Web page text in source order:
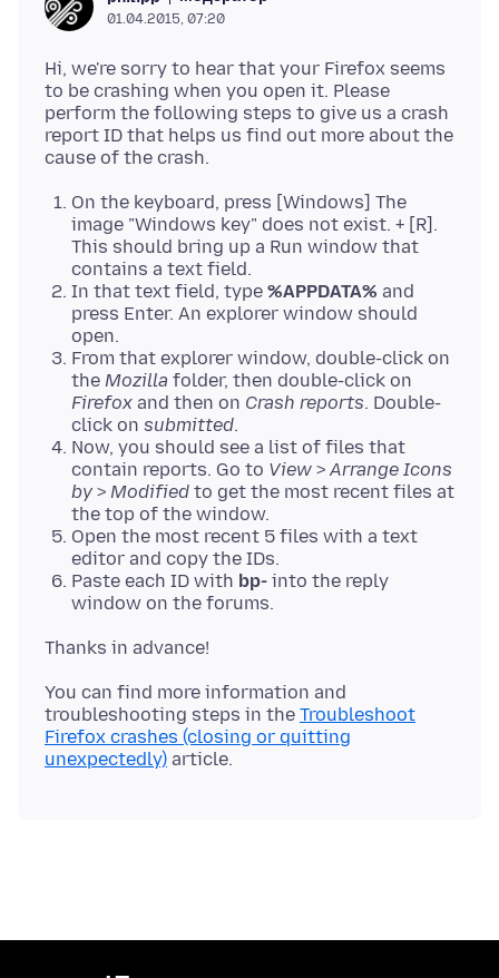
01.04.2015, 07:20
Hi, we're sorry to hear that your Firefox seems
to be crashing when you open it. Please
perform the following steps to give us a crash
report ID that helps us find out more about the
On the keyboard, press [Windows] The
image "Windows key" does not exist. + [R].
This should bring up a Run window that
contains a text field.
In that text field, type %APPDATA% and
press Enter. An explorer window should
open.
From that explorer window, double-click on
the Mozilla folder, then double-click on
Firefox and then on Crash reports. Double-
click on submitted.
Now, you should see a list of files that
contain reports. Go to View > Arrange Icons
by > Modified to get the most recent files at
the top of the window.
Open the most recent 5 files with a text
editor and copy the IDs.
Paste each ID with bp- into the reply
window on the forums.
You can find more information and
troubleshooting steps in the Troubleshoot
Firefox crashes (closing or quitting
unexpectedly)